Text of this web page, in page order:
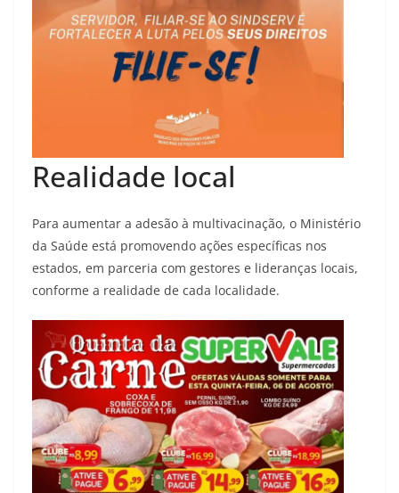
Realidade local
Para aumentar a adesão à multivacinação, o Ministério
da Saúde está promovendo ações específicas nos
estados, em parceria com gestores e lideranças locais,
conforme a realidade de cada localidade.